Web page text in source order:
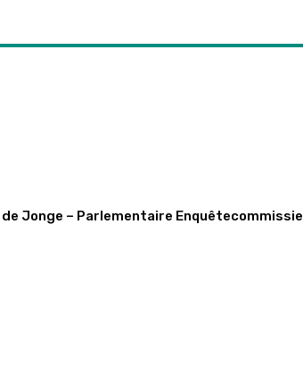
de Jonge – Parlementaire Enquêtecommissie